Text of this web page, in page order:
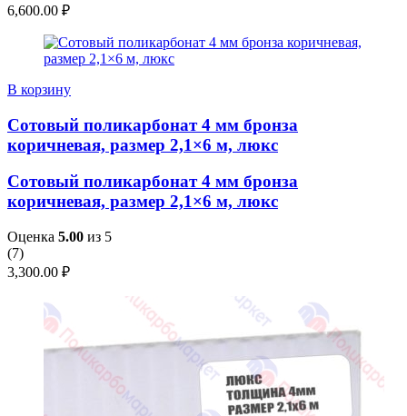
6,600.00 ₽
В корзину
Сотовый поликарбонат 4 мм бронза
коричневая, размер 2,1×6 м, люкс
Сотовый поликарбонат 4 мм бронза
коричневая, размер 2,1×6 м, люкс
Оценка 5.00 из 5
(7)
3,300.00 ₽